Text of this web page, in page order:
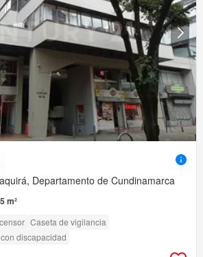
Departamento de Cundinamarca
m²
Caseta de vigilancia
discapacidad